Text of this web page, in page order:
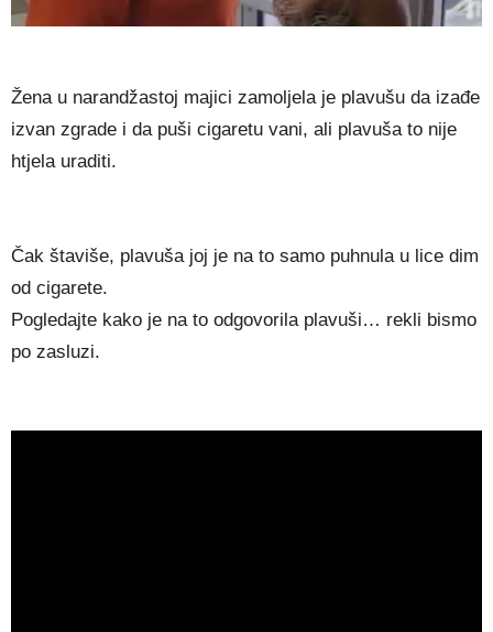
Žena u narandžastoj majici zamoljela je plavušu da izađe
izvan zgrade i da puši cigaretu vani, ali plavuša to nije
htjela uraditi.
Čak štaviše, plavuša joj je na to samo puhnula u lice dim
od cigarete.
Pogledajte kako je na to odgovorila plavuši… rekli bismo
po zasluzi.